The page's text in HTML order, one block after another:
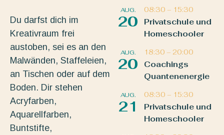
Du darfst dich im
Kreativraum frei
austoben, sei es an den
Malwänden, Staffeleien,
an Tischen oder auf dem
Boden. Dir stehen
Acryfarben,
Aquarellfarben,
Buntstifte,
AUG.
20
08:30 – 15:30
Privatschule und
Homeschooler
AUG.
20
18:30 – 20:00
Coachings
Quantenenergie
AUG.
21
08:30 – 15:30
Privatschule und
Homeschooler